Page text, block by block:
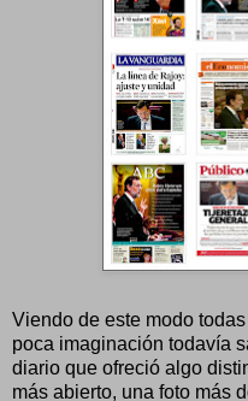
Viendo de este modo
poca imaginación todavía
diario que ofreció algo
más abierto, una foto más